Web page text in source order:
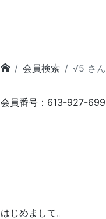
会員検索 √5 さん
会員番号：613-927-699
はじめまして。